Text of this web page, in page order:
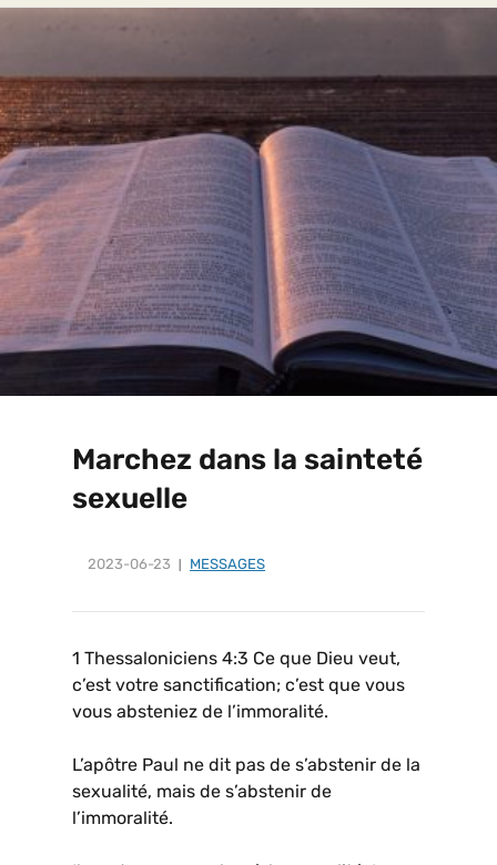
Marchez dans la sainteté
sexuelle
2023-06-23 MESSAGES
1 Thessaloniciens 4:3 Ce que Dieu veut,
c’est votre sanctification; c’est que vous
vous absteniez de l’immoralité.
L’apôtre Paul ne dit pas de s’abstenir de la
sexualité, mais de s’abstenir de
l’immoralité.